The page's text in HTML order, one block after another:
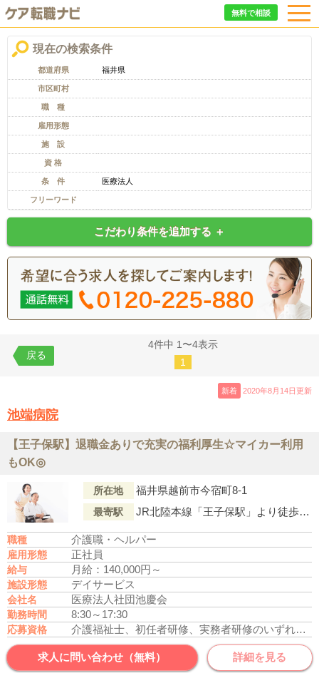
無料で相談
現在の検索条件
都道府県 福井県
市区町村
職 種
雇用形態
施 設
資 格
条 件 医療法人
フリーワード
こだわり条件を追加する ＋
4件中 1〜4表示
1
戻る
新着 2020年8月14日更新
池端病院
【王子保駅】退職金ありで充実の福利厚生☆マイカー利用
もOK◎
所在地 福井県越前市今宿町8-1
最寄駅 JR北陸本線「王子保駅」より徒歩５分
職種 介護職・ヘルパー
雇用形態 正社員
給与 月給：140,000円～
施設形態 デイサービス
会社名 医療法人社団池慶会
勤務時間 8:30～17:30
応募資格 介護福祉士、初任者研修、実務者研修のいずれかの資格をお持ちの方
求人に問い合わせ（無料） 詳細を見る